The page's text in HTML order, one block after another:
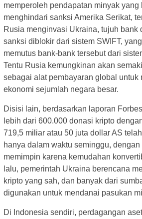
memperoleh pendapatan minyak yang
menghindari sanksi Amerika Serikat,
Rusia menginvasi Ukraina, tujuh bank
sanksi diblokir dari sistem SWIFT,
memutus bank-bank tersebut dari
Tentu Rusia kemungkinan akan
sebagai alat pembayaran global untuk
ekonomi sejumlah negara besar.
Disisi lain, berdasarkan laporan
lebih dari 600.000 donasi kripto
719,5 miliar atau 50 juta dollar AS
hanya dalam waktu seminggu,
memimpin karena kemudahan
lalu, pemerintah Ukraina berencana
kripto yang sah, dan banyak dari
digunakan untuk mendanai pasukan
Di Indonesia sendiri, perdagangan